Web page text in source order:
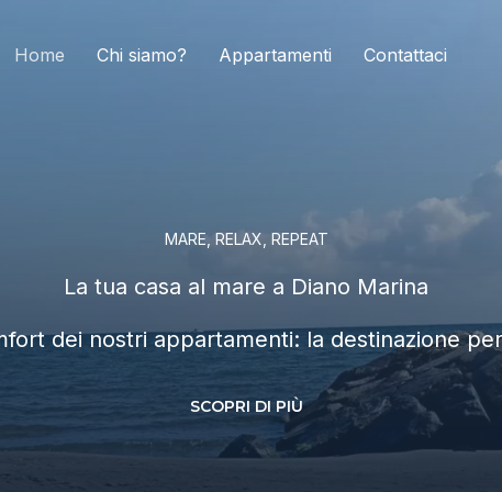
Home Chi siamo? Appartamenti Contattaci
MARE, RELAX, REPEAT
La tua casa al mare a Diano Marina
dei nostri appartamenti: la destinazione
SCOPRI DI PIÙ